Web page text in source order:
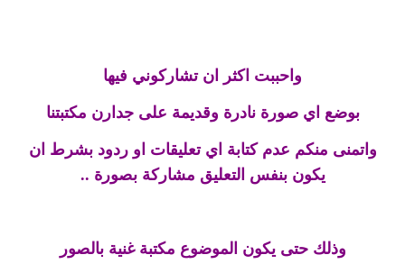
واحببت اكثر ان تشاركوني فيها
بوضع اي صورة نادرة وقديمة على جدارن مكتبتنا
واتمنى منكم عدم كتابة اي تعليقات او ردود بشرط ان
يكون بنفس التعليق مشاركة بصورة ..
وذلك حتى يكون الموضوع مكتبة غنية بالصور